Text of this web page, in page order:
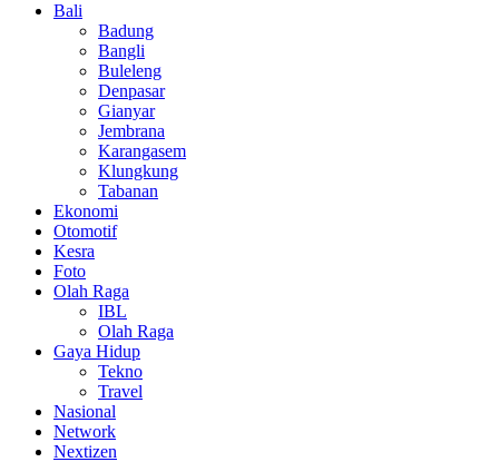
Bali
Badung
Bangli
Buleleng
Denpasar
Gianyar
Jembrana
Karangasem
Klungkung
Tabanan
Ekonomi
Otomotif
Kesra
Foto
Olah Raga
IBL
Olah Raga
Gaya Hidup
Tekno
Travel
Nasional
Network
Nextizen